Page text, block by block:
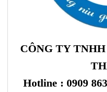
CÔNG TY
Hotline : 0909